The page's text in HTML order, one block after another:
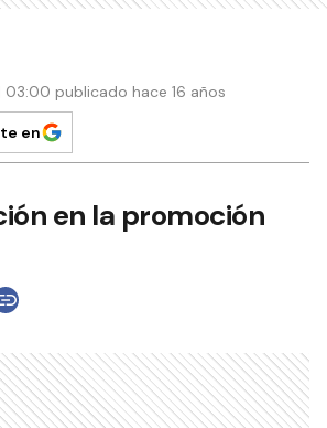
03:00 publicado hace 16 años
en
en la promoción